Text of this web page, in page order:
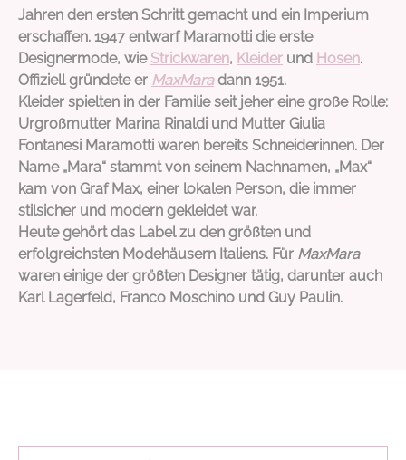
Jahren den ersten Schritt gemacht und ein Imperium
erschaffen. 1947 entwarf Maramotti die erste
Designermode, wie Strickwaren, Kleider und Hosen.
Offiziell gründete er MaxMaradann 1951.
Kleider spielten in der Familie seit jeher eine große Rolle:
Urgroßmutter Marina Rinaldi und Mutter Giulia
Fontanesi Maramotti waren bereits Schneiderinnen. Der
Name „Mara“ stammt von seinem Nachnamen, „Max“
kam von Graf Max, einer lokalen Person, die immer
stilsicher und modern gekleidet war.
Heute gehört das Label zu den größten und
erfolgreichsten Modehäusern Italiens. Für MaxMara
waren einige der größten Designer tätig, darunter auch
Karl Lagerfeld, Franco Moschino und Guy Paulin.